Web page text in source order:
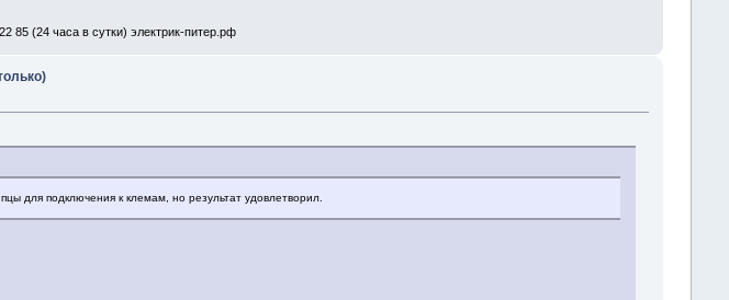
85 (24 часа в сутки) электрик-питер.рф
для подключения к клемам, но результат удовлетворил.